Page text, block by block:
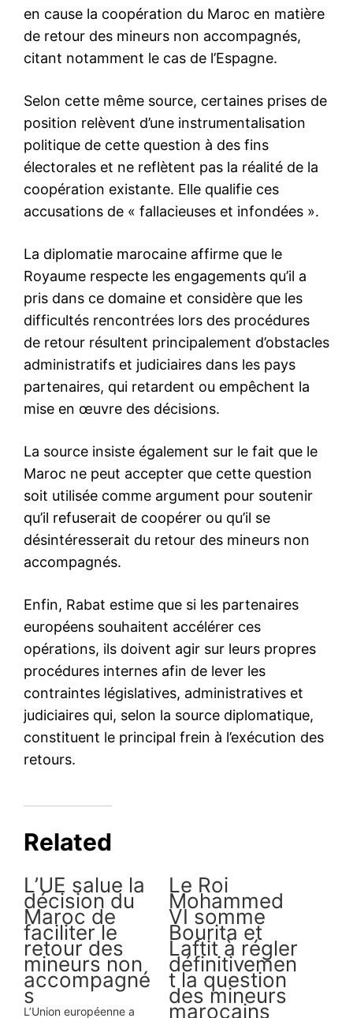
Formules d’abonnement
Related
Les États-Unis saluent la
Vision royale qui porte le
partenariat maroco-américain
vers « de nouveaux sommets
29 April 2026
In "Diplomatie"
Officiel : Washington
investissements américains
au Sahara
25 September 2025
In "Sahara Marocain"
Avec les Accords d’Artemis,
l’alliance maroco-américaine
s’étend désormais à l’espace
29 April 2026
In "Diplomatie"